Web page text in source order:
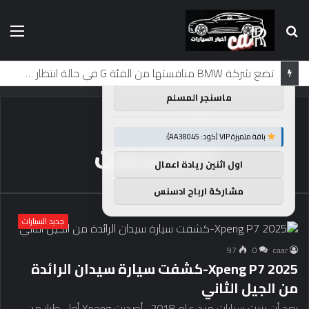
بحث
عن
تضع شركة BMW منافستها من الفئة G في حالة انتظار مع وصول الرياح المعاكسة في الصين إلى موطنها
الرئيسية/P7كشفت
P7كشفت
جديد السيارات
caar
0
97
2025 Xpeng P7-كشفت سيارة سيدان الرائدة
من الجيل الثاني
توصيات :
باقة متميزة VIP (كود: AA26790):
ماسنجر المسلم
باقة متميزة VIP (كود: AA38045):
اول اثنين ريادة اعمال
مشاركة ارباح ادسنس